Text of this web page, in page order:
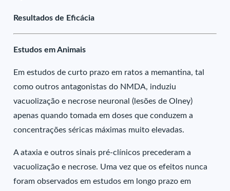
Resultados de Eficácia
Estudos em Animais
Em estudos de curto prazo em ratos a memantina, tal
como outros antagonistas do NMDA, induziu
vacuolização e necrose neuronal (lesões de Olney)
apenas quando tomada em doses que conduzem a
concentrações séricas máximas muito elevadas.
A ataxia e outros sinais pré-clínicos precederam a
vacuolização e necrose. Uma vez que os efeitos nunca
foram observados em estudos em longo prazo em